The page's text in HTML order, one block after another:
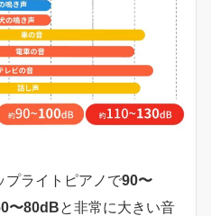
プライトピアノで90〜
〜80dBと非常に大きい音